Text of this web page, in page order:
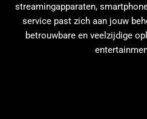
streamingapparaten,
service past zich aan jouw
betrouwbare en veelzijdige